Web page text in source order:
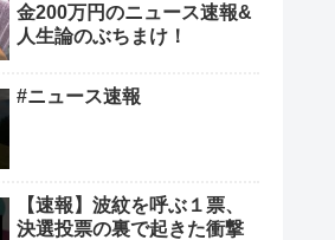
金200万円のニュース速報&
人生論のぶちまけ！
#ニュース速報
【速報】波紋を呼ぶ１票、
決選投票の裏で起きた衝撃